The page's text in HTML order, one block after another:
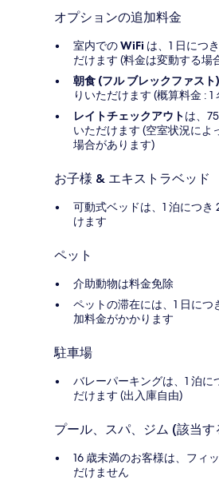
オプションの追加料金
室内でのWiFi は、1 日につ
だけます (料金は変動する場
朝食 (フル ブレックファスト)
りいただけます (概算料金 : 1
レイトチェックアウトは、
いただけます (空室状況に
場合があります)
お子様 & エキストラベッド
可動式ベッドは、1 泊につき
けます
ペット
介助動物は料金免除
ペットの滞在には、1 日につ
加料金がかかります
駐車場
バレーパーキングは、1 泊に
だけます (出入庫自由)
プール、スパ、ジム (該当す
16 歳未満のお客様は、フィ
だけません